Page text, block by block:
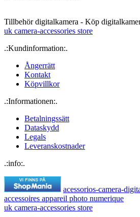
Tillbehör digitalkamera - Köp
uk camera-accessories store
.:Kundinformation:.
Ångerrätt
Kontakt
Köpvillkor
.:Informationen:.
Betalningssätt
Dataskydd
Legals
Leveranskostnader
.:info:.
acessorios-camera-
accessoires appareil photo numerique
uk camera-accessories store